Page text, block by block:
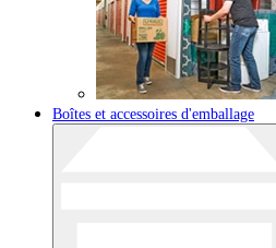
Boîtes et accessoires d'emballage